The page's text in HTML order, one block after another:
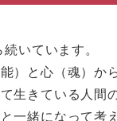
いています。
と心（魂）か
生きている人間
一緒になって考